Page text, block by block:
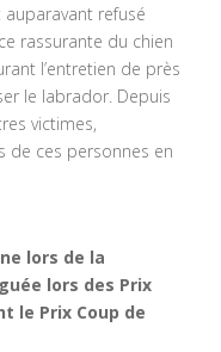
auparavant refusé
rassurante du chien
l’entretien de près
le labrador. Depuis
victimes,
de ces personnes en
lors de la
lors des Prix
le Prix Coup de